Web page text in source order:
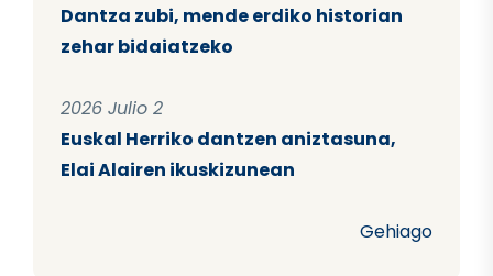
Dantza zubi, mende erdiko historian
zehar bidaiatzeko
2026 Julio 2
Euskal Herriko dantzen aniztasuna,
Elai Alairen ikuskizunean
Gehiago